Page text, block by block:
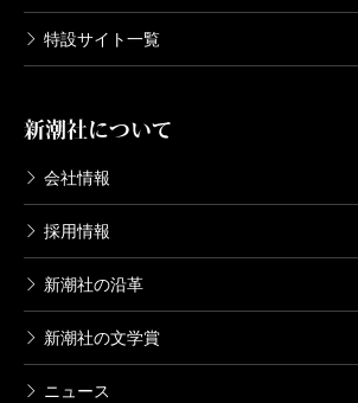
特設サイト一覧
新潮社について
会社情報
採用情報
新潮社の沿革
新潮社の文学賞
ニュース